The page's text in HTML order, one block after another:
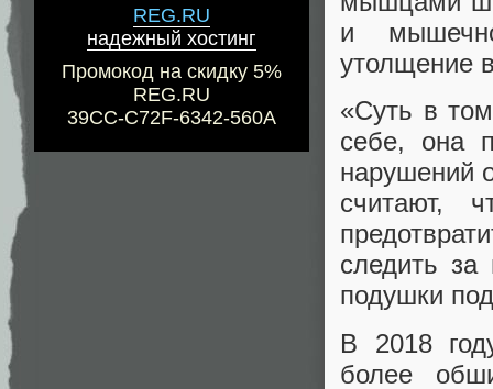
REG.RU
надежный хостинг
Промокод на скидку 5%
REG.RU
39CC-C72F-6342-560A
и
утолщение
«Суть в
себе, она
нарушений
считают,
следить за
подушки
В 2018
более